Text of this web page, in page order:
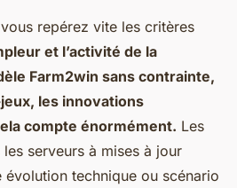
repérez vite les critères
et l’activité de la
Farm2win sans contrainte,
les innovations
compte énormément. Les
serveurs à mises à jour
évolution technique ou scénario